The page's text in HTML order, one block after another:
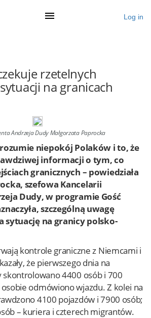
Clascal
×
Log in
rzetelnych
na granicach
Andrzeja Dudy Małgorzata Paprocka
niepokój Polaków i to, że
informacji o tym, co
granicznych – powiedziała
szefowa Kancelarii
Dudy, w programie Gość
szczególną uwagę
sytuację na granicy polsko-
kontrole graniczne z Niemcami i
że pierwszego dnia na
skontrolowano 4400 osób i 700
odmówiono wjazdu. Z kolei na
4100 pojazdów i 7900 osób;
– kuriera i czterech migrantów.